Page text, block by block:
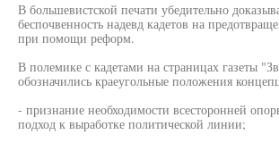
В большевистской печати убедительно
беспочвенность надевд кадетов на
при помощи реформ.
В полемике с кадетами на страницах газеты
обозначились краеугольные положения
- признание необходимости всесторонней
подход к выработке политической линии;